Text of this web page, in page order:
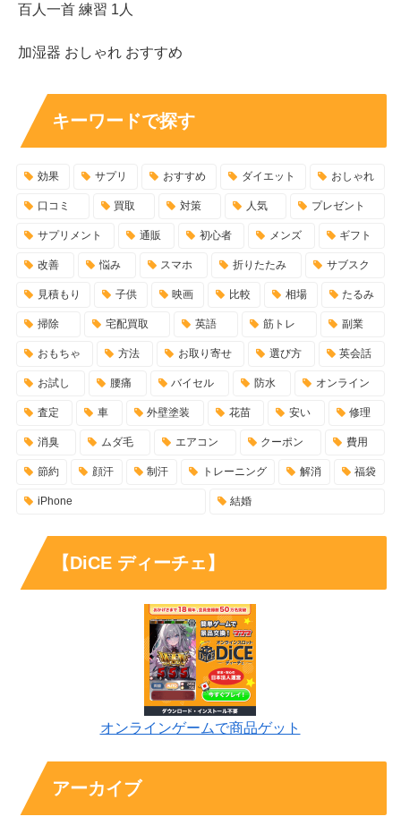
百人一首 練習 1人
加湿器 おしゃれ おすすめ
キーワードで探す
効果 サプリ おすすめ ダイエット おしゃれ
口コミ 買取 対策 人気 プレゼント
サプリメント 通販 初心者 メンズ ギフト
改善 悩み スマホ 折りたたみ サブスク
見積もり 子供 映画 比較 相場 たるみ
掃除 宅配買取 英語 筋トレ 副業
おもちゃ 方法 お取り寄せ 選び方 英会話
お試し 腰痛 バイセル 防水 オンライン
査定 車 外壁塗装 花苗 安い 修理
消臭 ムダ毛 エアコン クーポン 費用
節約 顔汗 制汗 トレーニング 解消 福袋
iPhone 結婚
【DiCE ディーチェ】
オンラインゲームで商品ゲット
アーカイブ